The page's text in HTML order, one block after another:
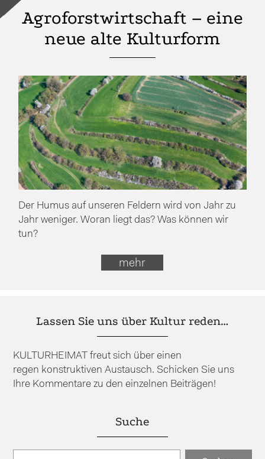
Agroforstwirtschaft – eine
neue alte Kulturform
Der Humus auf unseren Feldern wird von Jahr zu
Jahr weniger. Woran liegt das? Was können wir
tun?
mehr
Lassen Sie uns über Kultur reden…
KULTURHEIMAT freut sich über einen
regen konstruktiven Austausch. Schicken Sie uns
Ihre Kommentare zu den einzelnen Beiträgen!
Suche